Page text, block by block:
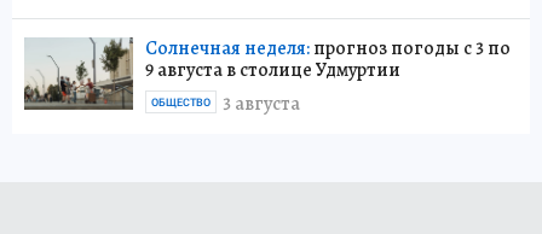
Солнечная неделя:прогноз погоды с 3 по
9 августа в столице Удмуртии
3 августа
ОБЩЕСТВО